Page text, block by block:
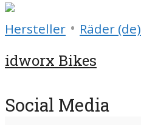
Hersteller • Räder (de)
idworx Bikes
Social Media